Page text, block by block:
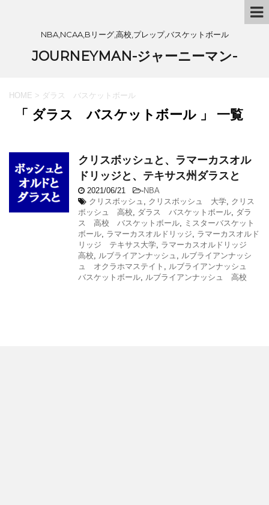
NBA,NCAA,Bリーグ,高校,プレップ,バスケットボール
JOURNEYMAN-ジャーニーマン-
HOME > ダラス バスケットボール
「 ダラス バスケットボール 」 一覧
クリスボッシュと、ラマーカスオル
ドリッジと、テキサス州ダラスと
2021/06/21 -NBA
クリスボッシュ , クリスボッシュ 大学, クリス
ボッシュ 高校, ダラス バスケットボール, ダラ
ス 高校 バスケットボール, ミスターバスケット
ボール, ラマーカスオルドリッジ, ラマーカスオルド
リッジ テキサス大学, ラマーカスオルドリッジ
高校, ルブライアンナッシュ , ルブライアンナッシ
ュ オクラホマステイト , ルブライアンナッシュ
バスケットボール, ルブライアンナッシュ 高校